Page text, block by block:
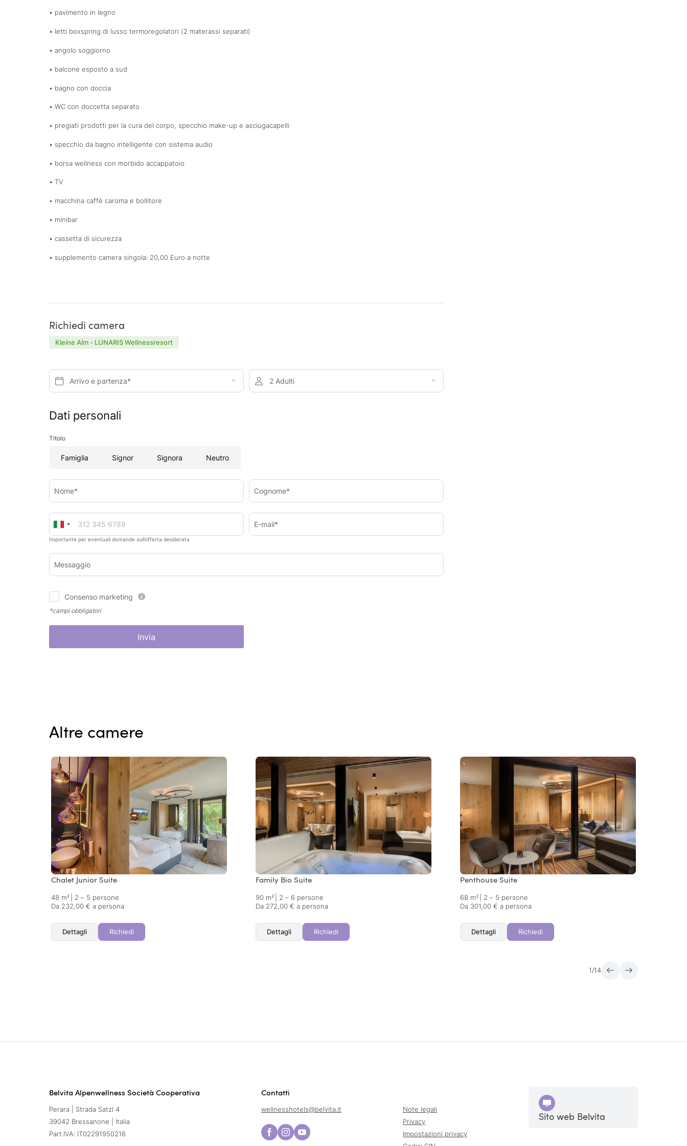
• pavimento in legno
• letti boxspring di lusso termoregolatori (2 materassi separati)
• angolo soggiorno
• balcone esposto a sud
• bagno con doccia
• WC con doccetta separato
• pregiati prodotti per la cura del corpo, specchio make-up e asciugacapelli
• specchio da bagno intelligente con sistema audio
• borsa wellness con morbido accappatoio
• TV
• macchina caffè caroma e bollitore
• minibar
• cassetta di sicurezza
• supplemento camera singola: 20,00 Euro a notte
Richiedi camera
Kleine Alm - LUNARIS Wellnessresort
Arrivo e partenza* 2 Adulti
Dati personali
Titolo
Famiglia Signor Signora Neutro
Nome* Cognome*
Importante per eventuali domande sull’offerta desiderata
E-mail*
Messaggio
Consenso marketing
*campi obbligatori
Invia
Altre camere
Chalet Junior Suite
48 m²
2 – 5 persone
Da 232,00 € a persona
Dettagli Richiedi
Family Bio Suite
90 m²
2 – 6 persone
Da 272,00 € a persona
Dettagli Richiedi
Penthouse Suite
68 m²
2 – 5 persone
Da 301,00 € a persona
Dettagli Richiedi
1/14
Belvita Alpenwellness Società Cooperativa
Perara | Strada Satzl 4
39042 Bressanone | Italia
Part.IVA: IT02291950216
Contatti
wellnesshotels@belvita.it
Note legali
Privacy
Impostazioni privacy
Sito web Belvita